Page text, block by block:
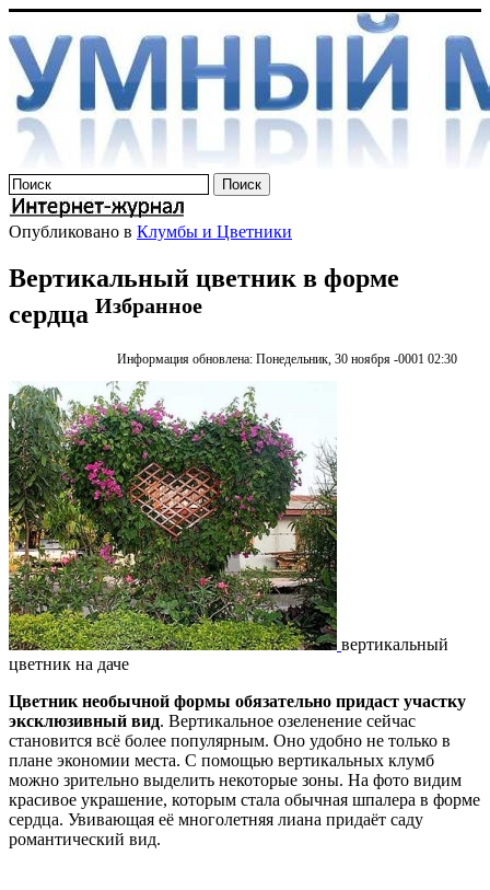
Опубликовано в Клумбы и Цветники
Вертикальный цветник в форме
сердца Избранное
Информация обновлена: Понедельник, 30 ноября -0001 02:30
вертикальный
цветник на даче
Цветник необычной формы обязательно придаст участку
эксклюзивный вид. Вертикальное озеленение сейчас
становится всё более популярным. Оно удобно не только в
плане экономии места. С помощью вертикальных клумб
можно зрительно выделить некоторые зоны. На фото видим
красивое украшение, которым стала обычная шпалера в форме
сердца. Увивающая её многолетняя лиана придаёт саду
романтический вид.